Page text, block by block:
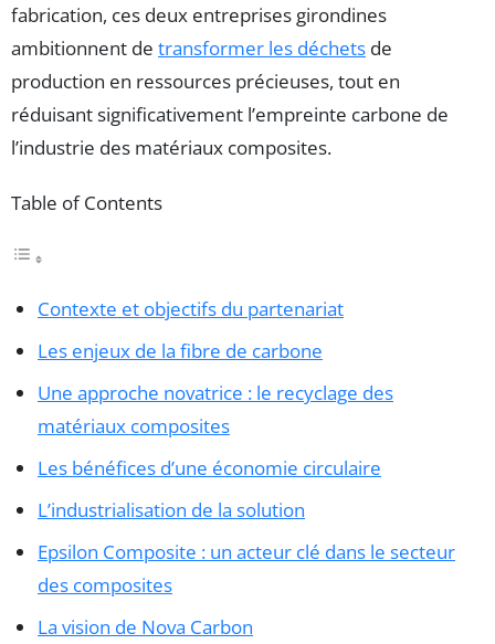
fabrication, ces deux entreprises girondines
ambitionnent de transformer les déchets de
production en ressources précieuses, tout en
réduisant significativement l’empreinte carbone de
l’industrie des matériaux composites.
Table of Contents
Contexte et objectifs du partenariat
Les enjeux de la fibre de carbone
Une approche novatrice : le recyclage des
matériaux composites
Les bénéfices d’une économie circulaire
L’industrialisation de la solution
Epsilon Composite : un acteur clé dans le secteur
des composites
La vision de Nova Carbon